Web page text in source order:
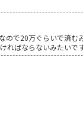
ので20万ぐらいで済
ばならないみたいです